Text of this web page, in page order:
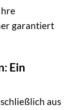
garantiert
Ein
aus